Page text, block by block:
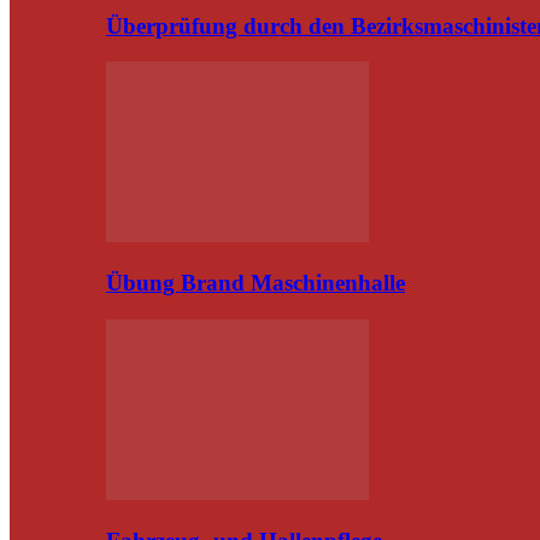
Überprüfung durch den
Übung Brand Maschinenhalle